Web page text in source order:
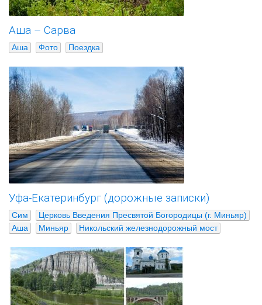
Аша – Сарва
Аша Фото Поездка
Уфа-Екатеринбург (дорожные записки)
Сим
Церковь Введения Пресвятой Богородицы (г. Миньяр)
Аша
Миньяр Никольский железнодорожный мост